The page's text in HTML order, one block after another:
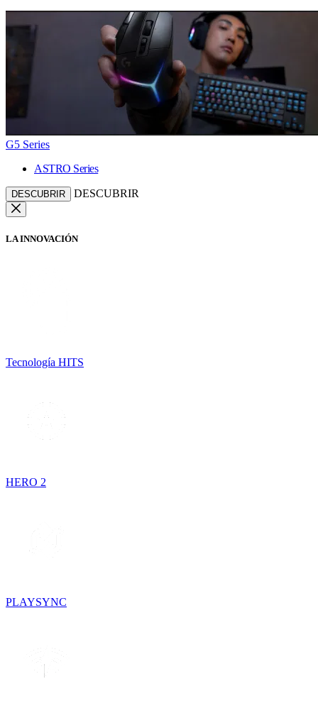
G5 Series
ASTRO Series
DESCUBRIR DESCUBRIR
LA INNOVACIÓN
Tecnología HITS
HERO 2
PLAYSYNC